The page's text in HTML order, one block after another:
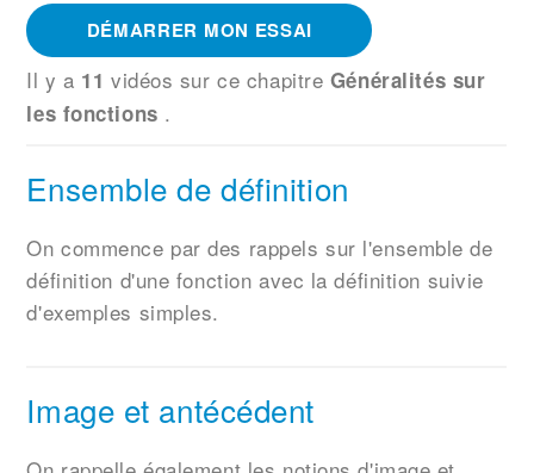
DÉMARRER MON ESSAI
Il y a 11 vidéos sur ce chapitre Généralités sur
les fonctions .
Ensemble de définition
On commence par des rappels sur l'ensemble de
définition d'une fonction avec la définition suivie
d'exemples simples.
Image et antécédent